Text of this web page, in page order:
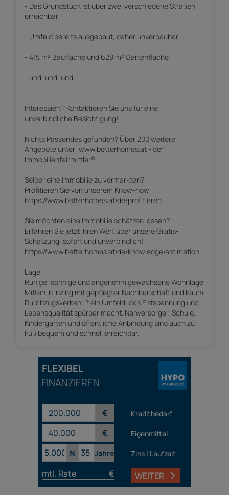
- Das Grundstück ist über zwei verschiedene Straßen
erreichbar
- Umfeld bereits ausgebaut, daher unverbaubar
- 415 m² Baufläche und 628 m² Gartenfläche
- und, und, und...
Interessiert? Kontaktieren Sie uns für eine
unverbindliche Besichtigung!
Nichts Passendes gefunden? Über 200 weitere
Angebote unter: www.betterhomes.at - der
Immobilienfairmittler®
Selber eine Immobilie zu vermarkten?
Profitieren Sie von unserem Know-how:
https://www.betterhomes.at/de/profitieren
Sie möchten eine Immobilie schätzen lassen?
Erfahren Sie jetzt ihren Wert über unsere Gratis-
Schätzung, sofort und unverbindlich!
https://www.betterhomes.at/de/knowledge/estimation
Lage:
Ruhige, sonnige und angenehm gewachsene Wohnlage
Mitten in Inzing mit gepflegter Nachbarschaft und kaum
Durchzugsverkehr ? ein Umfeld, das Entspannung und
Lebensqualität spürbar macht. Nahversorger, Schule,
Kindergarten und öffentliche Anbindung sind auch zu
Fuß bequem und schnell erreichbar.
FLEXIBEL
FINANZIEREN
€ Kreditbedarf
€
Eigenmittel
%
Jahre Zins | Laufzeit
mtl. Rate € WEITER